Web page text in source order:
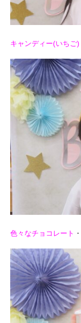
キャンディー(いちご)
色々なチョコレート ・